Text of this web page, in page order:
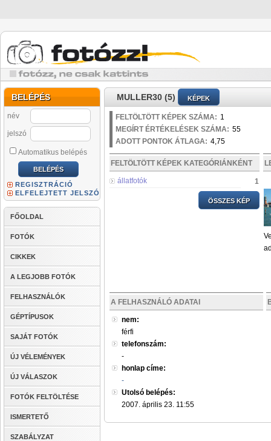
BELÉPÉS
név
jelszó
Automatikus belépés
REGISZTRÁCIÓ
ELFELEJTETT JELSZÓ
FŐOLDAL
FOTÓK
CIKKEK
A LEGJOBB FOTÓK
FELHASZNÁLÓK
GÉPTÍPUSOK
SAJÁT FOTÓK
ÚJ VÉLEMÉNYEK
ÚJ VÁLASZOK
FOTÓK FELTÖLTÉSE
ISMERTETŐ
SZABÁLYZAT
MULLER30 (5) KÉPEK
FELTÖLTÖTT KÉPEK SZÁMA: 1
MEGÍRT ÉRTÉKELÉSEK SZÁMA: 55
ADOTT PONTOK ÁTLAGA: 4,75
FELTÖLTÖTT KÉPEK KATEGÓRIÁNKÉNT
állatfotók 1
ÖSSZES KÉP
A FELHASZNÁLÓ ADATAI
nem:
férfi
telefonszám:
-
honlap címe:
-
Utolsó belépés:
2007. április 23. 11:55